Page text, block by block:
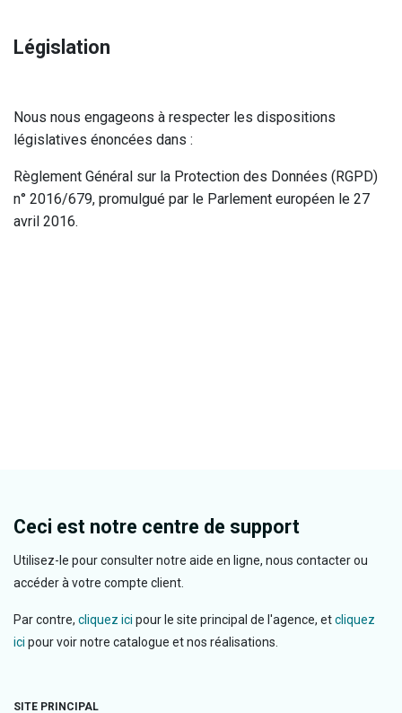
Législation
Nous nous engageons à respecter les dispositions
législatives énoncées dans :
Règlement Général sur la Protection des Données (RGPD)
n° 2016/679, promulgué par le Parlement européen le 27
avril 2016.
Ceci est notre centre de support
Utilisez-le pour consulter notre aide en ligne, nous contacter ou
accéder à votre compte client.
Par contre, cliquez ici pour le site principal de l'agence, etcliquez
ici pour voir notre catalogue et nos réalisations.
SITE PRINCIPAL